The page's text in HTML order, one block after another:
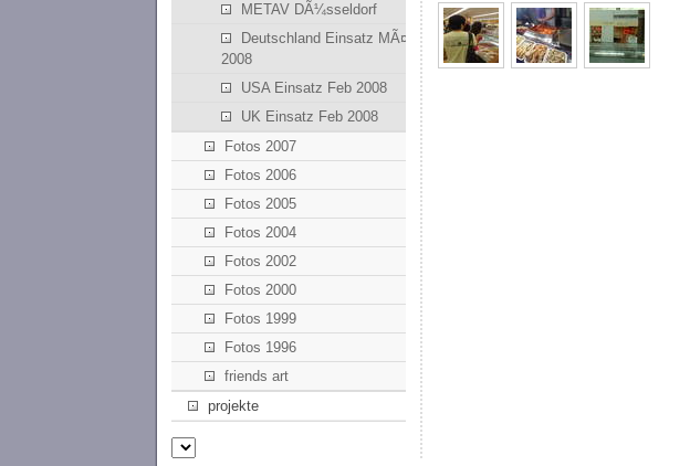
METAV DÃ¼sseldorf
Deutschland Einsatz MÃ¤rz
2008
USA Einsatz Feb 2008
UK Einsatz Feb 2008
Fotos 2007
Fotos 2006
Fotos 2005
Fotos 2004
Fotos 2002
Fotos 2000
Fotos 1999
Fotos 1996
friends art
projekte